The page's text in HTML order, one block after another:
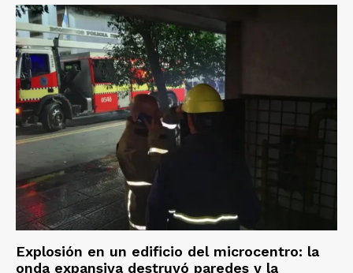
Explosión en un edificio del microcentro: la
onda expansiva destruyó paredes y la